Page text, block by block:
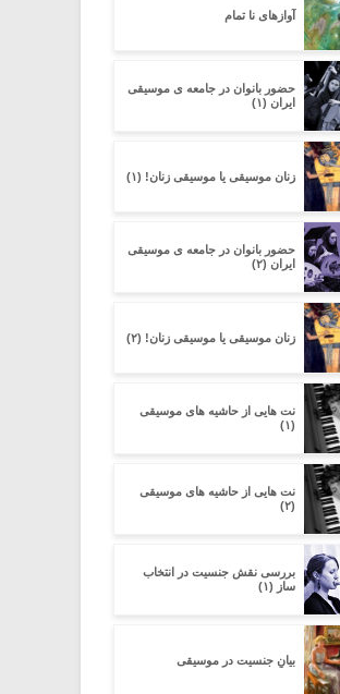
آوازهای نا تمام
حضور بانوان در جامعه ی موسیقی
ایران (۱)
زنان موسیقی یا موسیقی زنان! (۱)
حضور بانوان در جامعه ی موسیقی
ایران (۲)
زنان موسیقی یا موسیقی زنان! (۲)
نت هایی از حاشیه های موسیقی
(۱)
نت هایی از حاشیه های موسیقی
(۲)
بررسی نقش جنسیت در انتخاب
ساز (۱)
بیانِ جنسیت در موسیقی